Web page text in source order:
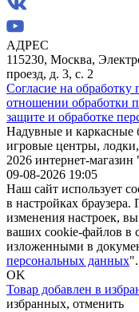
АДРЕС
115230, Москва,
проезд, д. 3, с. 2
Согласие на
отношении обработки
защите и обработке
Надувные и каркасные
игровые центры,
2026 интернет-
09-08-2026 19:05
Наш сайт использует
в настройках браузера.
изменения настроек,
ваших cookie-файлов в
изложенными в
персональных данных".
OK
Товар добавлен в
избранных, отменить